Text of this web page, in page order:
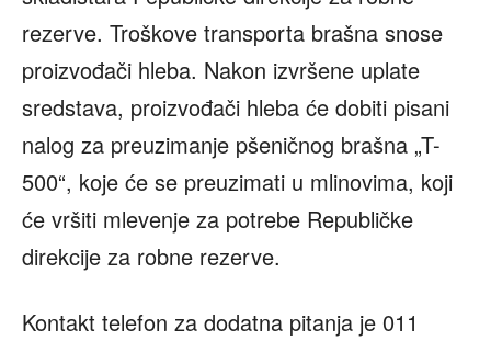
rezerve. Troškove transporta brašna snose
proizvođači hleba. Nakon izvršene uplate
sredstava, proizvođači hleba će dobiti pisani
nalog za preuzimanje pšeničnog brašna „T-
500“, koje će se preuzimati u mlinovima, koji
će vršiti mlevenje za potrebe Republičke
direkcije za robne rezerve.
Kontakt telefon za dodatna pitanja je 011